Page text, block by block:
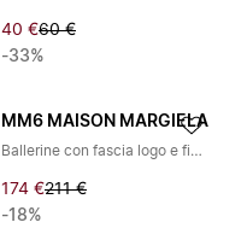
40 €60 €
-33%
MM6 MAISON MARGIELA
Ballerine con fascia logo e fiocco
174 €211 €
-18%